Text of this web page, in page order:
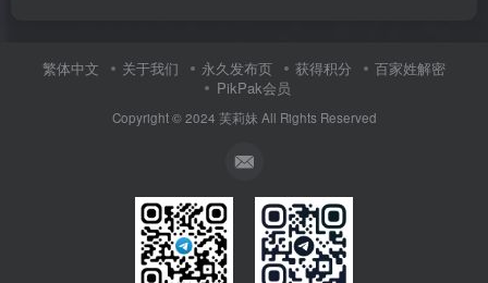
繁体中文 关于我们 永久发布页 获得积分
百家姓解密
PikPak会员
Copyright © 2024 芙莉妹 All Rights Reserved